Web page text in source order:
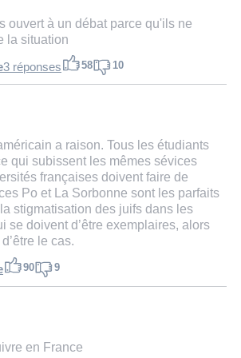
ouvert à un débat parce qu'ils ne
la situation
3 réponses 58 10
a raison. Tous les étudiants
qui subissent les mêmes sévices
françaises doivent faire de
Po et La Sorbonne sont les parfaits
stigmatisation des juifs dans les
se doivent d’être exemplaires, alors
le cas.
90 9
en France